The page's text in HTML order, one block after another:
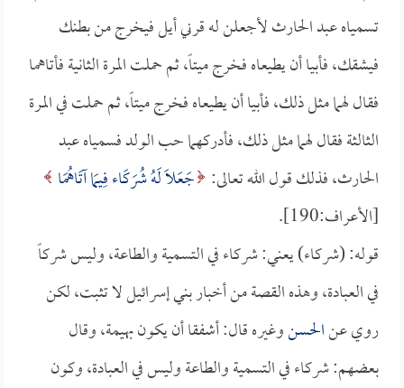
تسمياه عبد الحارث لأجعلن له قرني أيل فيخرج من بطنك
فيشقك، فأبيا أن يطيعاه فخرج ميتاً، ثم حملت المرة الثانية فأتاهما
فقال لهما مثل ذلك، فأبيا أن يطيعاه فخرج ميتاً، ثم حملت في المرة
الثالثة فقال لهما مثل ذلك، فأدركهما حب الولد فسمياه عبد
الحارث، فذلك قول الله تعالى: جَعَلاَ لَهُ شُرَكَاء فِيمَا آتَاهُمَا
[الأعراف:190].
قوله: (شركاء) يعني: شركاء في التسمية والطاعة، وليس شركاً
في العبادة، وهذه القصة من أخبار بني إسرائيل لا تثبت، لكن
روي عنالحسنوغيره قال: أشفقا أن يكون بهيمة، وقال
بعضهم: شركاء في التسمية والطاعة وليس في العبادة، وكون